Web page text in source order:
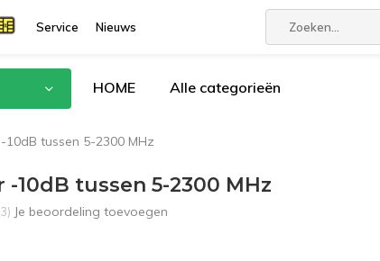
Service Nieuws
HOME Alle categorieën
tussen 5-2300 MHz
10dB tussen 5-2300 MHz
Je beoordeling toevoegen